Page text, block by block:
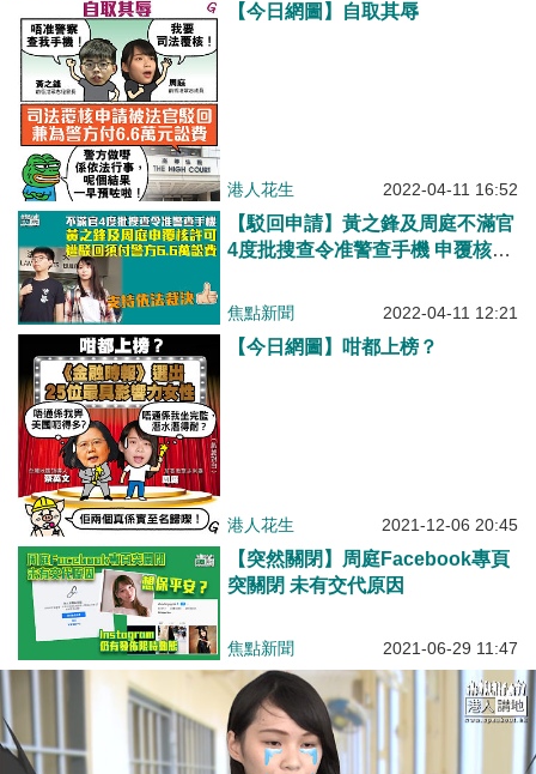
【今日網圖】自取其辱
港人花生 2022-04-11 16:52
【駁回申請】黃之鋒及周庭不滿官
4度批搜查令准警查手機 申覆核許
焦點新聞 2022-04-11 12:21
【今日網圖】咁都上榜？
港人花生 2021-12-06 20:45
【突然關閉】周庭Facebook專頁
突關閉 未有交代原因
焦點新聞 2021-06-29 11:47